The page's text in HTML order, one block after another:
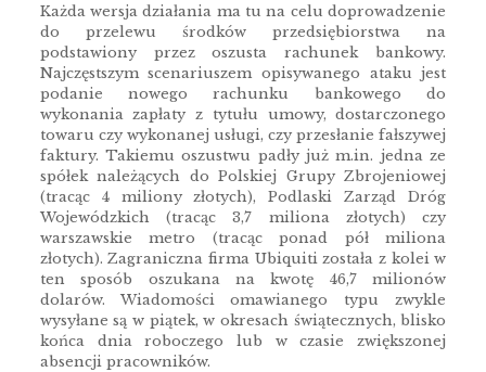
Każda wersja działania ma tu na celu doprowadzenie
do przelewu środków przedsiębiorstwa na
podstawiony przez oszusta rachunek bankowy.
Najczęstszym scenariuszem opisywanego ataku jest
podanie nowego rachunku bankowego do
wykonania zapłaty z tytułu umowy, dostarczonego
towaru czy wykonanej usługi, czy przesłanie fałszywej
faktury. Takiemu oszustwu padły już m.in. jedna ze
spółek należących do Polskiej Grupy Zbrojeniowej
(tracąc 4 miliony złotych), Podlaski Zarząd Dróg
Wojewódzkich (tracąc 3,7 miliona złotych) czy
warszawskie metro (tracąc ponad pół miliona
złotych). Zagraniczna firma Ubiquiti została z kolei w
ten sposób oszukana na kwotę 46,7 milionów
dolarów. Wiadomości omawianego typu zwykle
wysyłane są w piątek, w okresach świątecznych, blisko
końca dnia roboczego lub w czasie zwiększonej
absencji pracowników.